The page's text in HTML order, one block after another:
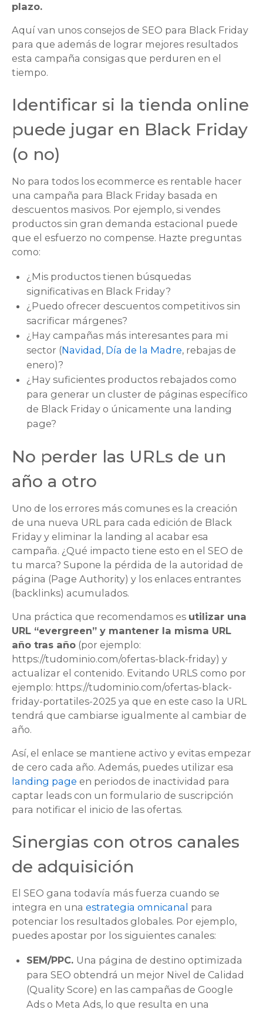
plazo.
Aquí van unos consejos de SEO para Black Friday
para que además de lograr mejores resultados
esta campaña consigas que perduren en el
tiempo.
Identificar si la tienda online
puede jugar en Black Friday
(o no)
No para todos los ecommerce es rentable hacer
una campaña para Black Friday basada en
descuentos masivos. Por ejemplo, si vendes
productos sin gran demanda estacional puede
que el esfuerzo no compense. Hazte preguntas
como:
¿Mis productos tienen búsquedas
significativas en Black Friday?
¿Puedo ofrecer descuentos competitivos sin
sacrificar márgenes?
¿Hay campañas más interesantes para mi
sector (Navidad , Día de la Madre, rebajas de
enero)?
¿Hay suficientes productos rebajados como
para generar un cluster de páginas específico
de Black Friday o únicamente una landing
page?
No perder las URLs de un
año a otro
Uno de los errores más comunes es la creación
de una nueva URL para cada edición de Black
Friday y eliminar la landing al acabar esa
campaña. ¿Qué impacto tiene esto en el SEO de
tu marca? Supone la pérdida de la autoridad de
página (Page Authority) y los enlaces entrantes
(backlinks) acumulados.
Una práctica que recomendamos es utilizar una
URL “evergreen” y mantener la misma URL
año tras año (por ejemplo:
https://tudominio.com/ofertas-black-friday) y
actualizar el contenido. Evitando URLS como por
ejemplo: https://tudominio.com/ofertas-black-
friday-portatiles-2025 ya que en este caso la URL
tendrá que cambiarse igualmente al cambiar de
año.
Así, el enlace se mantiene activo y evitas empezar
de cero cada año. Además, puedes utilizar esa
landing page en periodos de inactividad para
captar leads con un formulario de suscripción
para notificar el inicio de las ofertas.
Sinergias con otros canales
de adquisición
El SEO gana todavía más fuerza cuando se
integra en una estrategia omnicanal para
potenciar los resultados globales. Por ejemplo,
puedes apostar por los siguientes canales:
SEM/PPC. Una página de destino optimizada
para SEO obtendrá un mejor Nivel de Calidad
(Quality Score) en las campañas de Google
Ads o Meta Ads, lo que resulta en una